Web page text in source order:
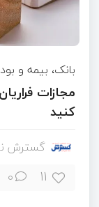
بانک، بیمه و
مجازات
کنید
گسترش
11
0